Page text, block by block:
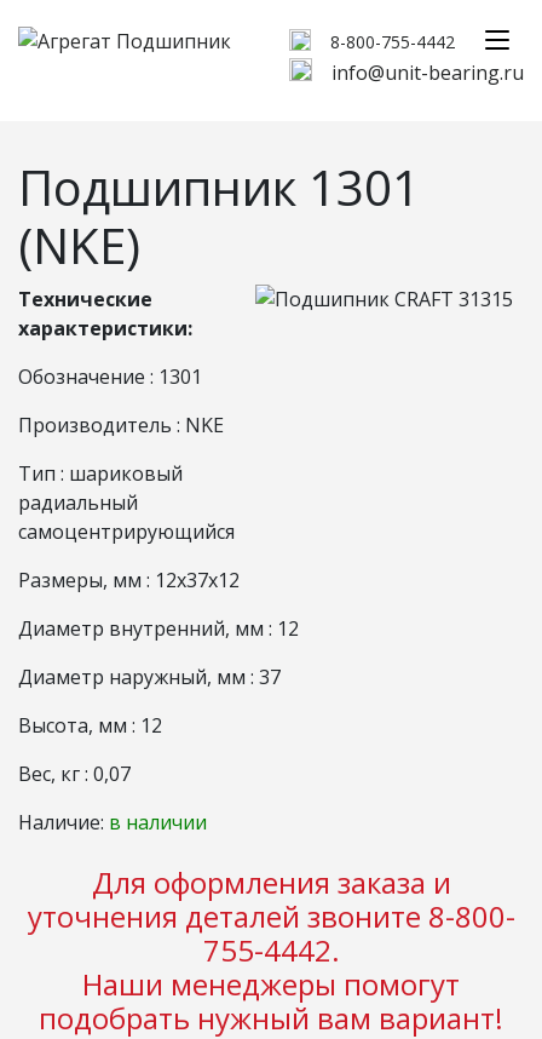
8-800-755-4442
info@unit-bearing.ru
Подшипник 1301
(NKE)
Технические
характеристики:
Обозначение : 1301
Производитель : NKE
Тип : шариковый
радиальный
самоцентрирующийся
Размеры, мм : 12x37x12
Диаметр внутренний, мм : 12
Диаметр наружный, мм : 37
Высота, мм : 12
Вес, кг : 0,07
Наличие: в наличии
Для оформления заказа и
уточнения деталей звоните 8-800-
755-4442.
Наши менеджеры помогут
подобрать нужный вам вариант!